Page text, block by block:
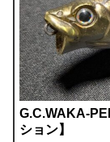
G.C.WAKA-
ション】